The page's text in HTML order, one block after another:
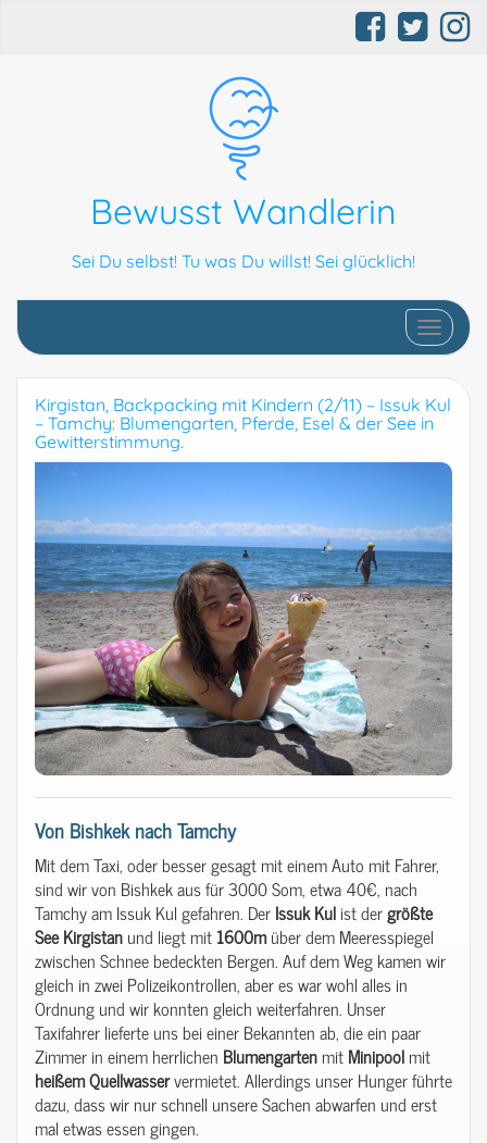
Bewusst Wandlerin
Sei Du selbst! Tu was Du willst! Sei glücklich!
Schalte
Kirgistan, Backpacking mit Kindern (2/11) – Issuk Kul
– Tamchy: Blumengarten, Pferde, Esel & der See in
Gewitterstimmung.
Von Bishkek nach Tamchy
Mit dem Taxi, oder besser gesagt mit einem Auto mit Fahrer,
sind wir von Bishkek aus für 3000 Som, etwa 40€, nach
Tamchy am Issuk Kul gefahren. DerIssukKulist dergrößte
SeeKirgistanund liegt mit1600müber dem Meeresspiegel
zwischen Schnee bedeckten Bergen. Auf dem Weg kamen wir
gleich in zwei Polizeikontrollen, aber es war wohl alles in
Ordnung und wir konnten gleich weiterfahren. Unser
Taxifahrer lieferte uns bei einer Bekannten ab, die ein paar
Zimmer in einem herrlichen BlumengartenmitMinipoolmit
heißemQuellwasservermietet. Allerdings unser Hunger führte
dazu, dass wir nur schnell unsere Sachen abwarfen und erst
mal etwas essen gingen.